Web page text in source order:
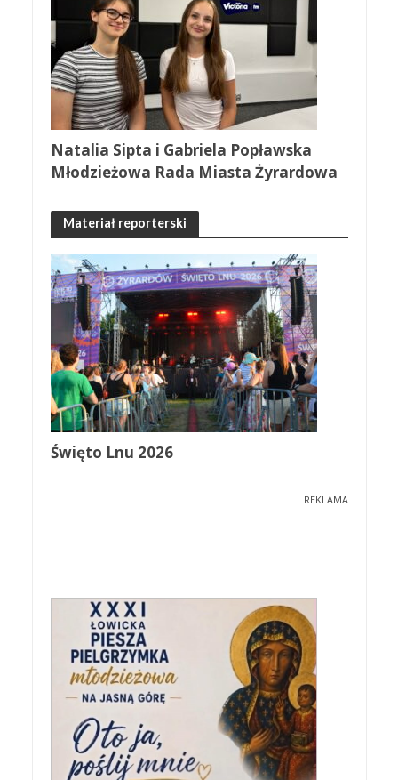
Natalia Sipta i Gabriela Popławska
Młodzieżowa Rada Miasta Żyrardowa
Materiał reporterski
Święto Lnu 2026
REKLAMA